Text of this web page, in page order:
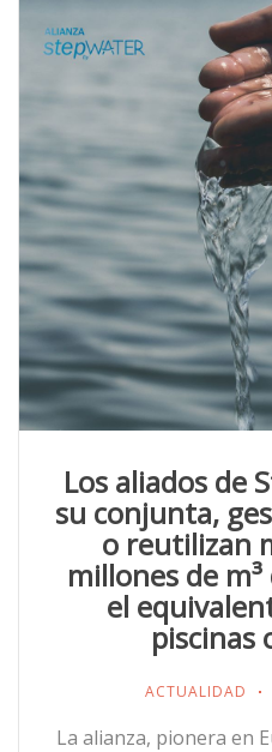
Los aliados de
su conjunta,
o reutilizan
millones de
el
piscinas
ACTUALIDAD
La alianza, pionera en